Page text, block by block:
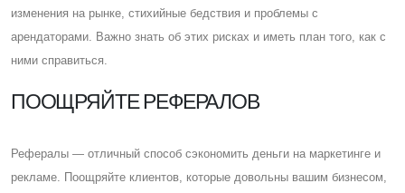
изменения на рынке, стихийные бедствия и проблемы с
арендаторами. Важно знать об этих рисках и иметь план того, как с
ними справиться.
ПООЩРЯЙТЕ РЕФЕРАЛОВ
Рефералы — отличный способ сэкономить деньги на маркетинге и
рекламе. Поощряйте клиентов, которые довольны вашим бизнесом,